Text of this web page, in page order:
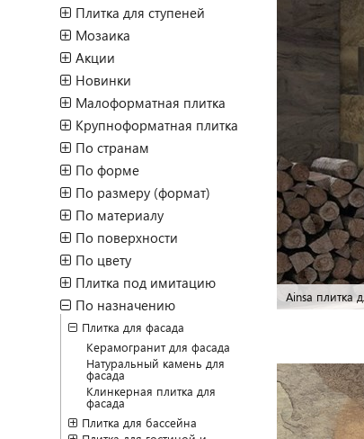
Плитка для ступеней
Мозаика
Акции
Новинки
Малоформатная плитка
Крупноформатная плитка
По странам
По форме
По размеру (формат)
По материалу
По поверхности
По цвету
Плитка под имитацию
По назначению
Плитка для фасада
Керамогранит для фасада
Натуральный камень для
фасада
Клинкерная плитка для
фасада
Плитка для бассейна
Ainsa Dualgres